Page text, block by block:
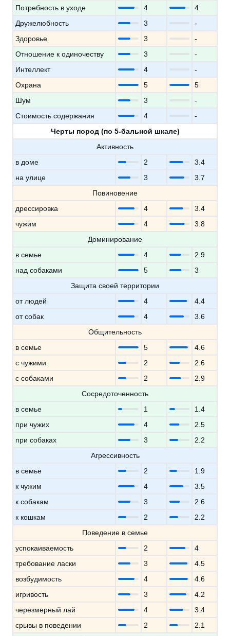
Потребность в уходе
4
4
Дружелюбность
3
-
Здоровье
3
-
Отношение к одиночеству
3
-
Интеллект
4
-
Охрана
5
5
Шум
3
-
Стоимость содержания
4
-
Черты пород (по 5-бальной шкале)
Активность
в доме
2
3.4
на улице
3
3.7
Повиновение
дрессировка
4
3.4
чужим
4
3.8
Доминирование
в семье
4
2.9
над собаками
5
3
Защита своей территории
от людей
4
4.4
от собак
4
3.6
Общительность
в семье
5
4.6
с чужими
2
2.6
с собаками
2
2.9
Сосредоточенность
в семье
1
1.4
при чужих
4
2.5
при собаках
3
2.2
Агрессивность
в семье
2
1.9
к чужим
4
3.5
к собакам
3
2.6
к кошкам
2
2.2
Поведение в семье
успокаиваемость
2
4
требование ласки
3
4.5
возбудимость
4
4.6
игривость
3
4.2
черезмерный лай
4
3.4
срывы в поведении
2
2.1